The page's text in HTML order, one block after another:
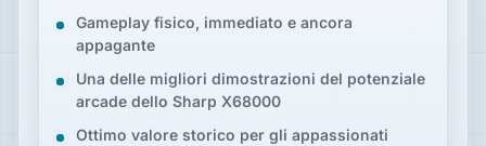
Gameplay fisico, immediato e ancora
appagante
Una delle migliori dimostrazioni del potenziale
arcade dello Sharp X68000
Ottimo valore storico per gli appassionati